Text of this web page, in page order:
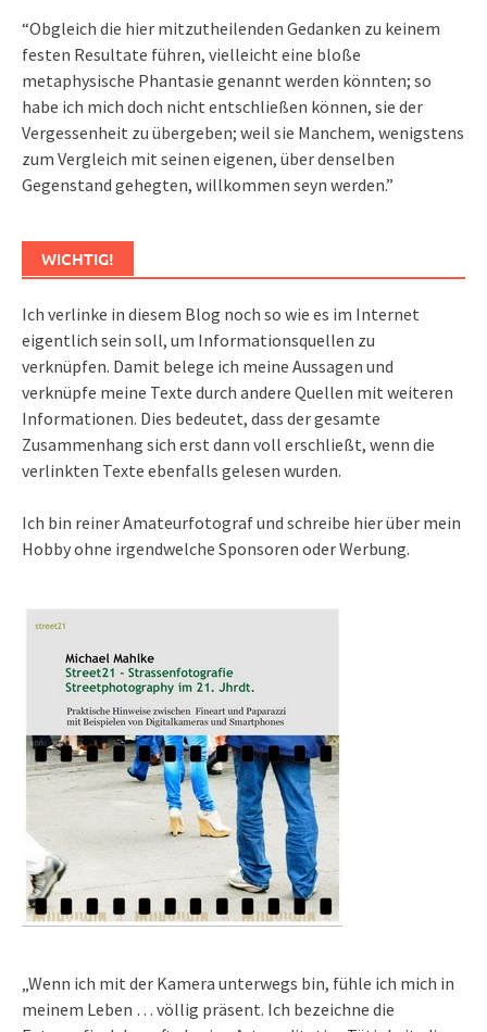
“Obgleich die hier mitzutheilenden Gedanken zu keinem
festen Resultate führen, vielleicht eine bloße
metaphysische Phantasie genannt werden könnten; so
habe ich mich doch nicht entschließen können, sie der
Vergessenheit zu übergeben; weil sie Manchem, wenigstens
zum Vergleich mit seinen eigenen, über denselben
Gegenstand gehegten, willkommen seyn werden.”
WICHTIG!
Ich verlinke in diesem Blog noch so wie es im Internet
eigentlich sein soll, um Informationsquellen zu
verknüpfen. Damit belege ich meine Aussagen und
verknüpfe meine Texte durch andere Quellen mit weiteren
Informationen. Dies bedeutet, dass der gesamte
Zusammenhang sich erst dann voll erschließt, wenn die
verlinkten Texte ebenfalls gelesen wurden.
Ich bin reiner Amateurfotograf und schreibe hier über mein
Hobby ohne irgendwelche Sponsoren oder Werbung.
„Wenn ich mit der Kamera unterwegs bin, fühle ich mich in
meinem Leben … völlig präsent. Ich bezeichne die